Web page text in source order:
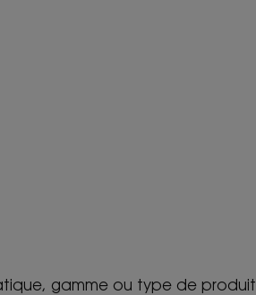
gamme ou type de produit